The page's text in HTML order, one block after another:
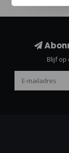
Blijf op